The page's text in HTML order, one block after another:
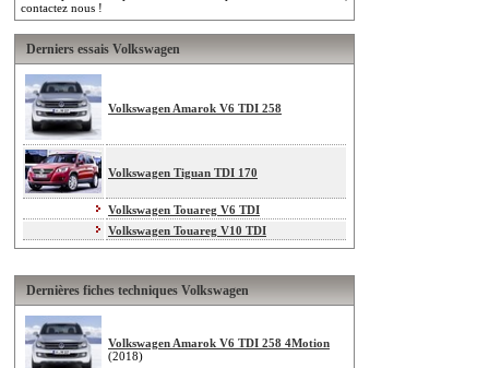
contactez nous !
Derniers essais Volkswagen
Volkswagen Amarok V6 TDI 258
Volkswagen Tiguan TDI 170
Volkswagen Touareg V6 TDI
Volkswagen Touareg V10 TDI
Dernières fiches techniques Volkswagen
Volkswagen Amarok V6 TDI 258 4Motion
(2018)